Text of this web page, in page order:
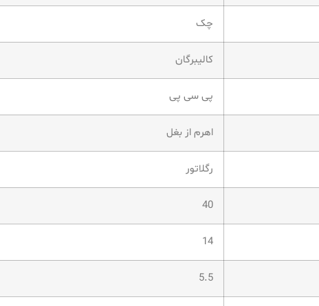
چک
کالیبرگان
پی سی پی
اهرم از بغل
رگلاتور
40
14
5.5